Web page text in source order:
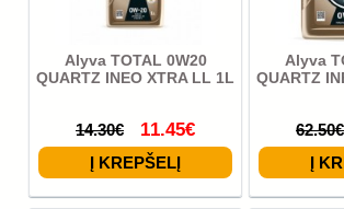
Alyva TOTAL 0W20
QUARTZ INEO XTRA LL 1L
14.30€ 11.45€
Alyva
QUARTZ
62.50€